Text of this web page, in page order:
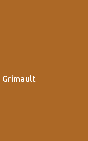
Grimault